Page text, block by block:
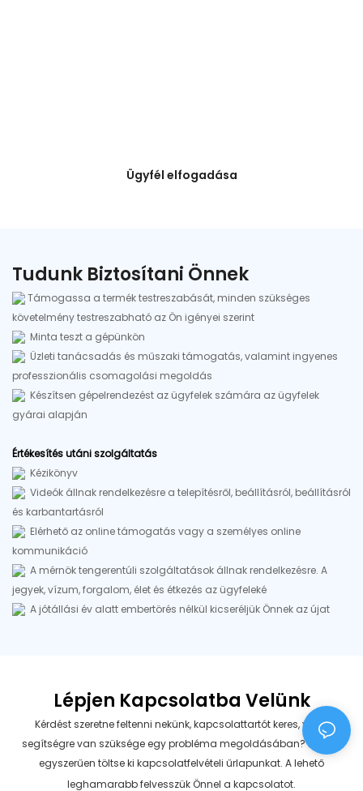
Ügyfél elfogadása
Tudunk Biztosítani Önnek
Támogassa a termék testreszabását, minden szükséges
követelmény testreszabható az Ön igényei szerint
Minta teszt a gépünkön
Üzleti tanácsadás és műszaki támogatás, valamint ingyenes
professzionális csomagolási megoldás
Készítsen gépelrendezést az ügyfelek számára az ügyfelek
gyárai alapján
Értékesítés utáni szolgáltatás
Kézikönyv
Videók állnak rendelkezésre a telepítésről, beállításról, beállításról
és karbantartásról
Elérhető az online támogatás vagy a személyes online
kommunikáció
A mérnök tengerentúli szolgáltatások állnak rendelkezésre. A
jegyek, vízum, forgalom, élet és étkezés az ügyfeleké
A jótállási év alatt embertörés nélkül kicseréljük Önnek az újat
Lépjen Kapcsolatba Velünk
Kérdést szeretne feltenni nekünk, kapcsolattartót keres, vagy
segítségre van szüksége egy probléma megoldásában? Ezután
egyszerűen töltse ki kapcsolatfelvételi űrlapunkat. A lehető
leghamarabb felvesszük Önnel a kapcsolatot.